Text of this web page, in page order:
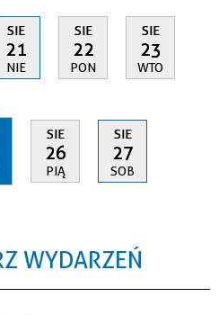
SIE
21
NIE
SIE
22
PON
SIE
23
WTO
SIE
26
PIĄ
SIE
27
SOB
WYDARZEŃ